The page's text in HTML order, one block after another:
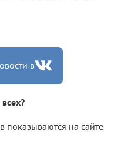
в
показываются на сайте